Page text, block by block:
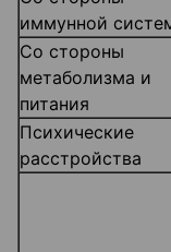
иммунной
Со стороны
метаболизма и
питания
Психические
расстройства